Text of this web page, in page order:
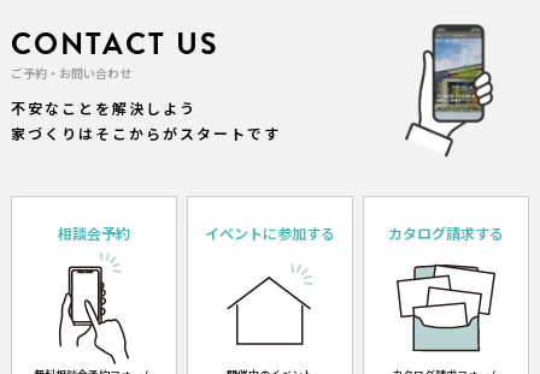
CONTACT US
ご予約・お問い合わせ
不安なことを解決しよう
家づくりはそこからがスタートです
相談会予約 イベントに参加する カタログ請求する